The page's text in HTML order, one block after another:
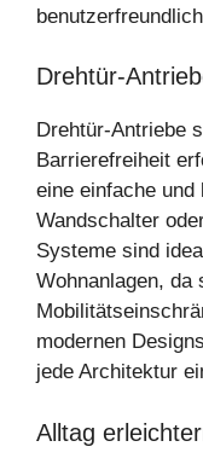
Drehtür-
Drehtür-Antriebe
Barrierefreiheit
eine einfache und
Wandschalter
Systeme sind
Wohnanlagen, da
modernen
jede Architektur
Alltag